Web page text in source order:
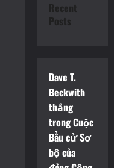
Recent
Posts
Dave T.
Beckwith
thắng
trong Cuộc
Bầu cử Sơ
bộ của